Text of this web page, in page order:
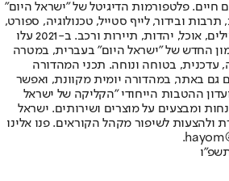
חיים. פלטפורמות הדיגיטל של "ישראל היום"
ובידור, לייף סטייל, טכנולוגיה, ספורט,
כלכלה וצרכנות, בריאות, חיילים, אוכל, יהדות, תיירות ורכב. ב-2021 עלו
החדש של "ישראל היום" בעברית, במטרה
עדכנית, בטוחה ונוחה. תכני המהדורה
גם באתר, במהדורה יומית מקוונת, ואפשר
ההטבות הייחודי "הקליקה של ישראל
ומבצעים על מוצרים ושירותים. ישראל
ולהצעות לשיפור מקהל הקוראים. פנו אלינו